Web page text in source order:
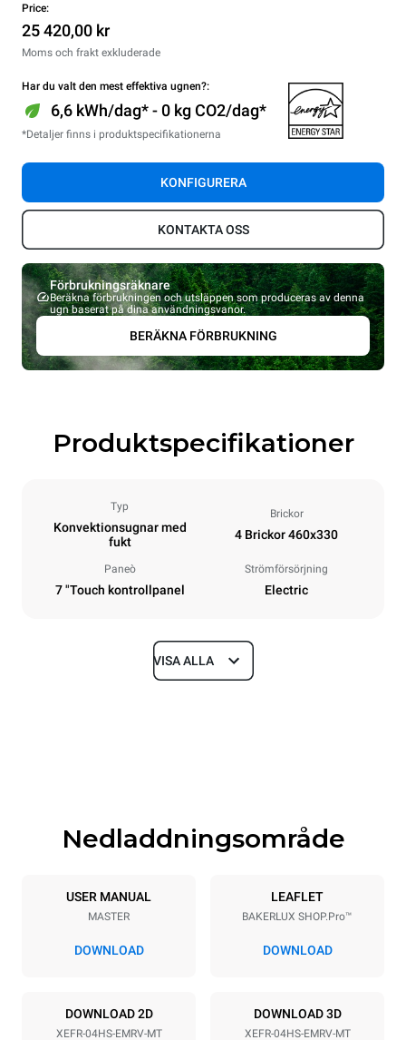
Price:
25 420,00 kr
Moms och frakt exkluderade
Har du valt den mest effektiva ugnen?:
6,6 kWh/dag* - 0 kg CO2/dag*
*Detaljer finns i produktspecifikationerna
KONFIGURERA
KONTAKTA OSS
Förbrukningsräknare
Beräkna förbrukningen och utsläppen som produceras av denna
ugn baserat på dina användningsvanor.
BERÄKNA FÖRBRUKNING
Produktspecifikationer
Typ
Konvektionsugnar med
fukt
Brickor
4 Brickor 460x330
Paneò
7 "Touch kontrollpanel
Strömförsörjning
Electric
Dimensioner
Specifikationer för brickor
4 460x330
Distance between trays
Strömförsörjning
VISA ALLA
Nedladdningsområde
USER MANUAL
MASTER
DOWNLOAD
LEAFLET
BAKERLUX SHOP.Pro™
DOWNLOAD
DOWNLOAD 2D
XEFR-04HS-EMRV-MT
DOWNLOAD 3D
XEFR-04HS-EMRV-MT